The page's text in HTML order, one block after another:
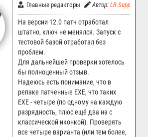
Главные редакторы Автор: LR.Support
На версии 12.0 патч отработал
штатно, ключ не менялся. Запуск с
тестовой базой отработал без
проблем.
Для дальнейшей проверки хотелось
бы полноценный отзыв.
Надеюсь есть понимание, что в
репаке патченные EXE, что таких
EXE - четыре (по одному на каждую
разрядность, плюс ещё два на с
классической иконкой). Проверять
все четыре варианта (или тем более,